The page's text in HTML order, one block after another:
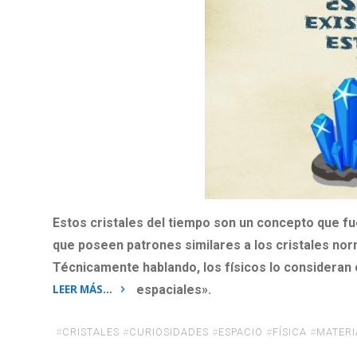
Estos cristales del tiempo son un concepto que
que poseen patrones similares a los cristales
Técnicamente hablando, los físicos lo
espaciales».
LEER MÁS…
que…
#CRISTALES #CURIOSIDADES #ESPACIO #FÍSICA #